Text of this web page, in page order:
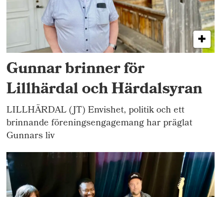
Gunnar brinner för
Lillhärdal och Härdalsyran
LILLHÄRDAL (JT) Envishet, politik och ett
brinnande föreningsengagemang har präglat
Gunnars liv